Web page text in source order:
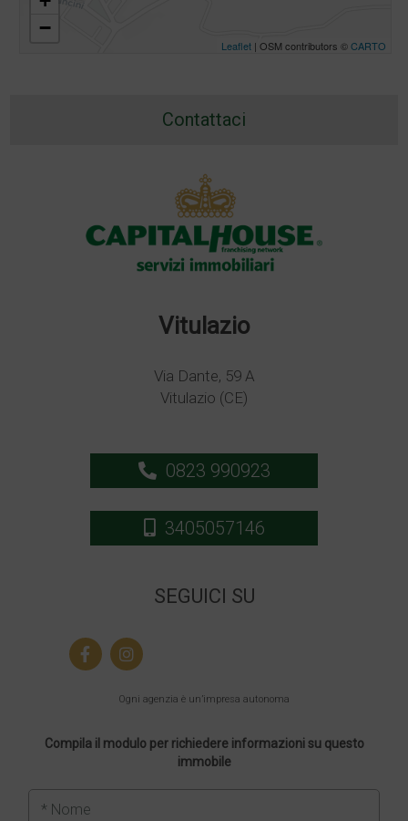
−
Leaflet| OSM contributors ©CARTO
Contattaci
Vitulazio
Via Dante, 59 A
Vitulazio (CE)
0823 990923
3405057146
SEGUICI SU
Ogni agenzia è un’impresa autonoma
Compila il modulo per richiedere informazioni su questo
immobile
* Nome